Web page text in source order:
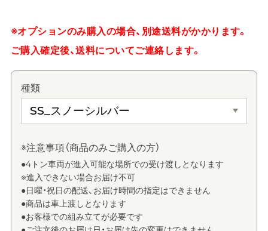
※オプションのみ購入の場合、別途送料がかかります。
ご購入確定後、送料についてご連絡します。
種類
※注意事項（商品のみご購入の方）
●4トン車両が進入可能な場所での受け渡しとなります
※進入できない場合お届け不可
●日曜・祝日の配送、お届け時間の指定はできません
●商品は車上渡しとなります
●お客様での組み立てが必要です